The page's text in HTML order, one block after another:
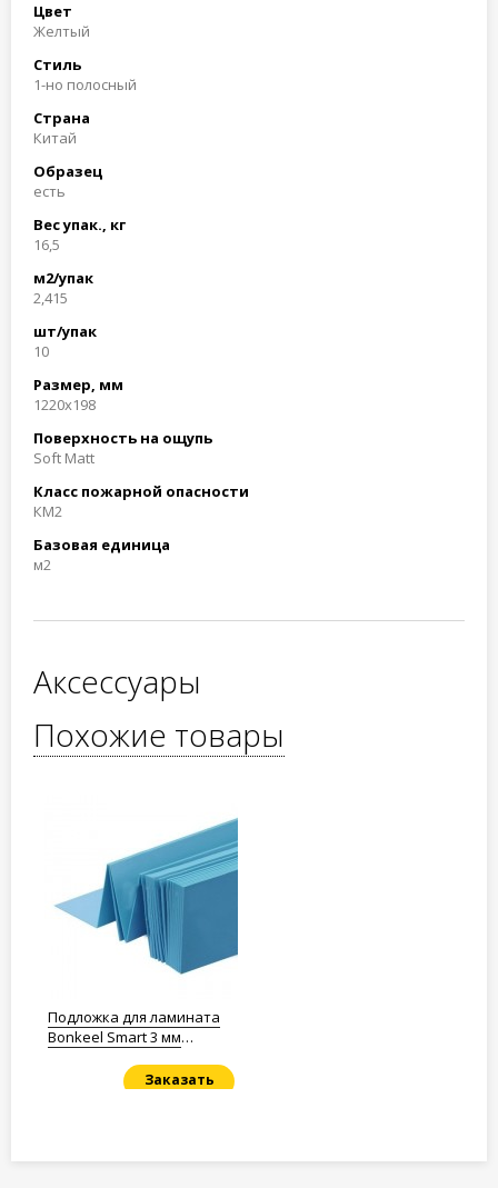
Цвет
Желтый
Стиль
1-но полосный
Страна
Китай
Образец
есть
Вес упак., кг
16,5
м2/упак
2,415
шт/упак
10
Размер, мм
1220x198
Поверхность на ощупь
Soft Matt
Класс пожарной опасности
КМ2
Базовая единица
м2
Аксессуары
Похожие товары
Подложка для ламината
Bonkeel Smart 3 мм
Заказать